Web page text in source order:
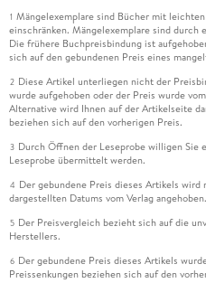
1 Mängelexemplare sind Bücher mit
einschränken. Mängelexemplare sind durch
Die frühere Buchpreisbindung ist
sich auf den gebundenen Preis eines
2 Diese Artikel unterliegen nicht der
wurde aufgehoben oder der Preis wurde
Alternative wird Ihnen auf der Artikelseite
beziehen sich auf den vorherigen Preis.
3 Durch Öffnen der Leseprobe willigen Sie
Leseprobe übermittelt werden.
4 Der gebundene Preis dieses Artikels
dargestellten Datums vom Verlag angehoben.
5 Der Preisvergleich bezieht sich auf die
Herstellers.
6 Der gebundene Preis dieses Artikels
Preissenkungen beziehen sich auf den